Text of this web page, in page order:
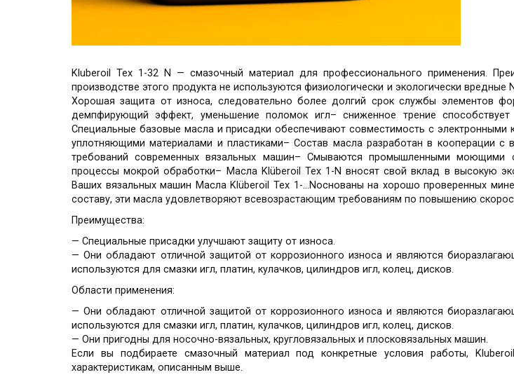
Kluberoil Tex 1-32 N — смазочный материал для профессионального применения.
производстве этого продукта не используются физиологически и экологически
Хорошая защита от износа, следовательно более долгий срок службы элементов
демпфирующий эффект, уменьшение поломок игл– сниженное трение
Специальные базовые масла и присадки обеспечивают совместимость с
уплотняющими материалами и пластиками– Состав масла разработан в кооперации
требований современных вязальных машин– Смываются промышленными моющими
процессы мокрой обработки– Масла Klüberoil Tex 1-N вносят свой вклад в высокую
Ваших вязальных машин Масла Klüberoil Tex 1-...Nоснованы на хорошо проверенных
составу, эти масла удовлетворяют всевозрастающим требованиям по повышению
Преимущества:
— Специальные присадки улучшают защиту от износа.
— Они обладают отличной защитой от коррозионного износа и являются
используются для смазки игл, платин, кулачков, цилиндров игл, колец, дисков.
Области применения:
— Они обладают отличной защитой от коррозионного износа и являются
используются для смазки игл, платин, кулачков, цилиндров игл, колец, дисков.
— Они пригодны для носочно-вязальных, кругловязальных и плосковязальных машин.
Если вы подбираете смазочный материал под конкретные условия работы,
характеристикам, описанным выше.